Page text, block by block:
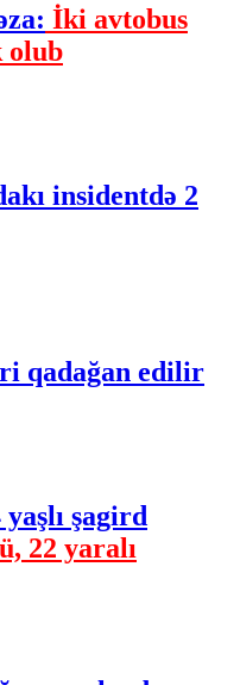
İki avtobus
olub
insidentdə 2
qadağan edilir
şagird
22 yaralı